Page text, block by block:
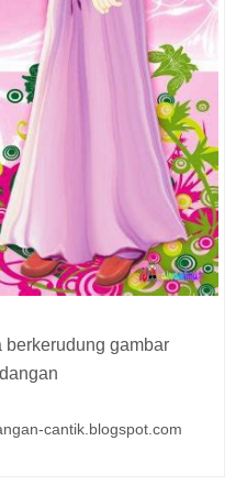
berkerudung gambar
cantik.blogspot.com